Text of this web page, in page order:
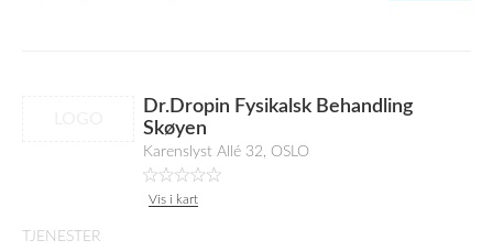
Dr.Dropin Fysikalsk Behandling
Skøyen
Karenslyst Allé 32, OSLO
Vis i kart
TJENESTER